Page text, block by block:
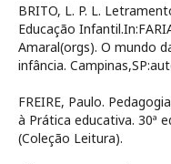
BRITO, L. P. L.
Educação
Amaral(orgs). O mundo
infância.
FREIRE, Paulo.
à Prática educativa. 30ª
(Coleção Leitura).